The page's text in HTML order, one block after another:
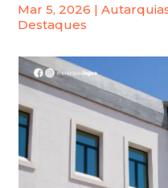
Mar 5, 2026 |
Destaques